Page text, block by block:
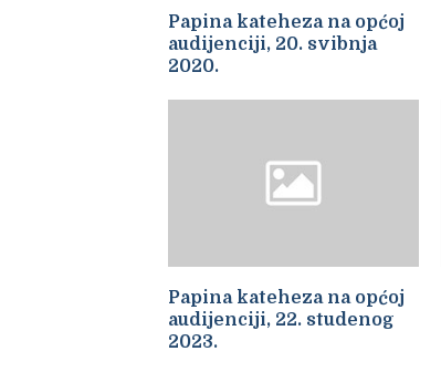
Papina kateheza na općoj
audijenciji, 20. svibnja
2020.
Papina kateheza na općoj
audijenciji, 22. studenog
2023.